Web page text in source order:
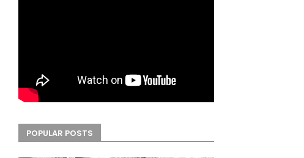
POPULAR POSTS